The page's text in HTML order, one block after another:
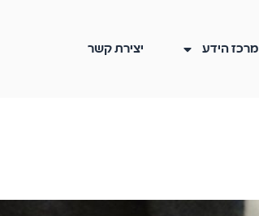
מרכז הידע יצירת קשר